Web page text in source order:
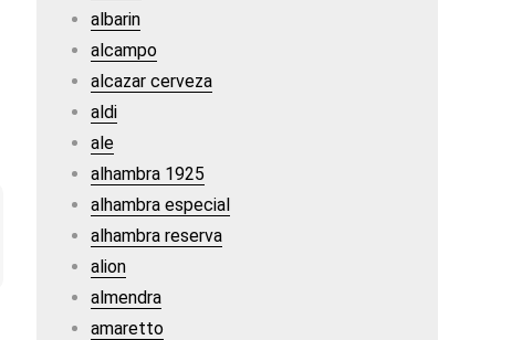
albarin
alcampo
alcazar cerveza
aldi
ale
alhambra 1925
alhambra especial
alhambra reserva
alion
almendra
amaretto